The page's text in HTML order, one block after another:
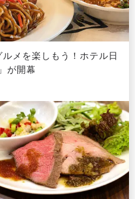
メを楽しもう！ホテル日
が開幕